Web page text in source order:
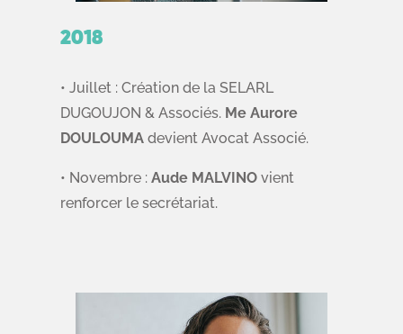
2018
• Juillet : Création de la SELARL
DUGOUJON & Associés. Me Aurore
DOULOUMA devient Avocat Associé.
• Novembre :Aude MALVINO vient
renforcer le secrétariat.